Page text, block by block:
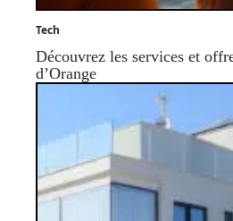
Tech
Découvrez les services et
d’Orange